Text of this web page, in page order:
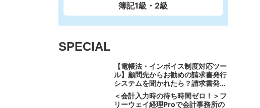
簿記1級・2級
SPECIAL
【電帳法・インボイス制度対応ツー
ル】顧問先からお勧めの請求書発行
システムを聞かれたら？請求書発行
から入金消込・仕訳+資金調達を1
つのシステムで完結する 「請求
＜会計入力時の待ち時間ゼロ！＞フ
リーウェイ経理Proで会計事務所の